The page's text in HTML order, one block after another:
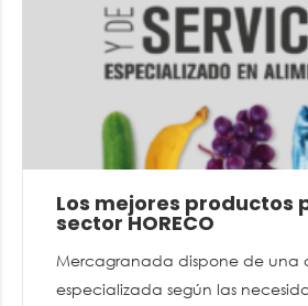
Los mejores productos
sector HORECO
Mercagranada dispone de una
especializada según las